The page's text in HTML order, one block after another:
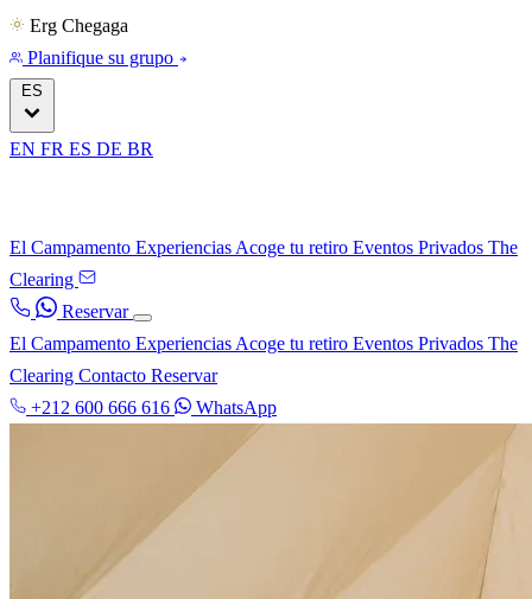
Erg Chegaga
Planifique su grupo
ES
EN FR ES DE BR
El Campamento Experiencias Acoge tu retiro Eventos Privados The
Clearing
Reservar
El Campamento Experiencias Acoge tu retiro Eventos Privados The
Clearing Contacto Reservar
+212 600 666 616
WhatsApp